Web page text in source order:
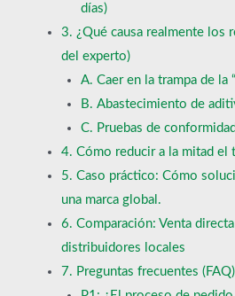
días)
3. ¿Qué causa realmente los
del experto)
A. Caer en la trampa de la
B. Abastecimiento de
C. Pruebas de conformidad
4. Cómo reducir a la mitad el
5. Caso práctico: Cómo
una marca global.
6. Comparación: Venta
distribuidores locales
7. Preguntas frecuentes (FAQ)